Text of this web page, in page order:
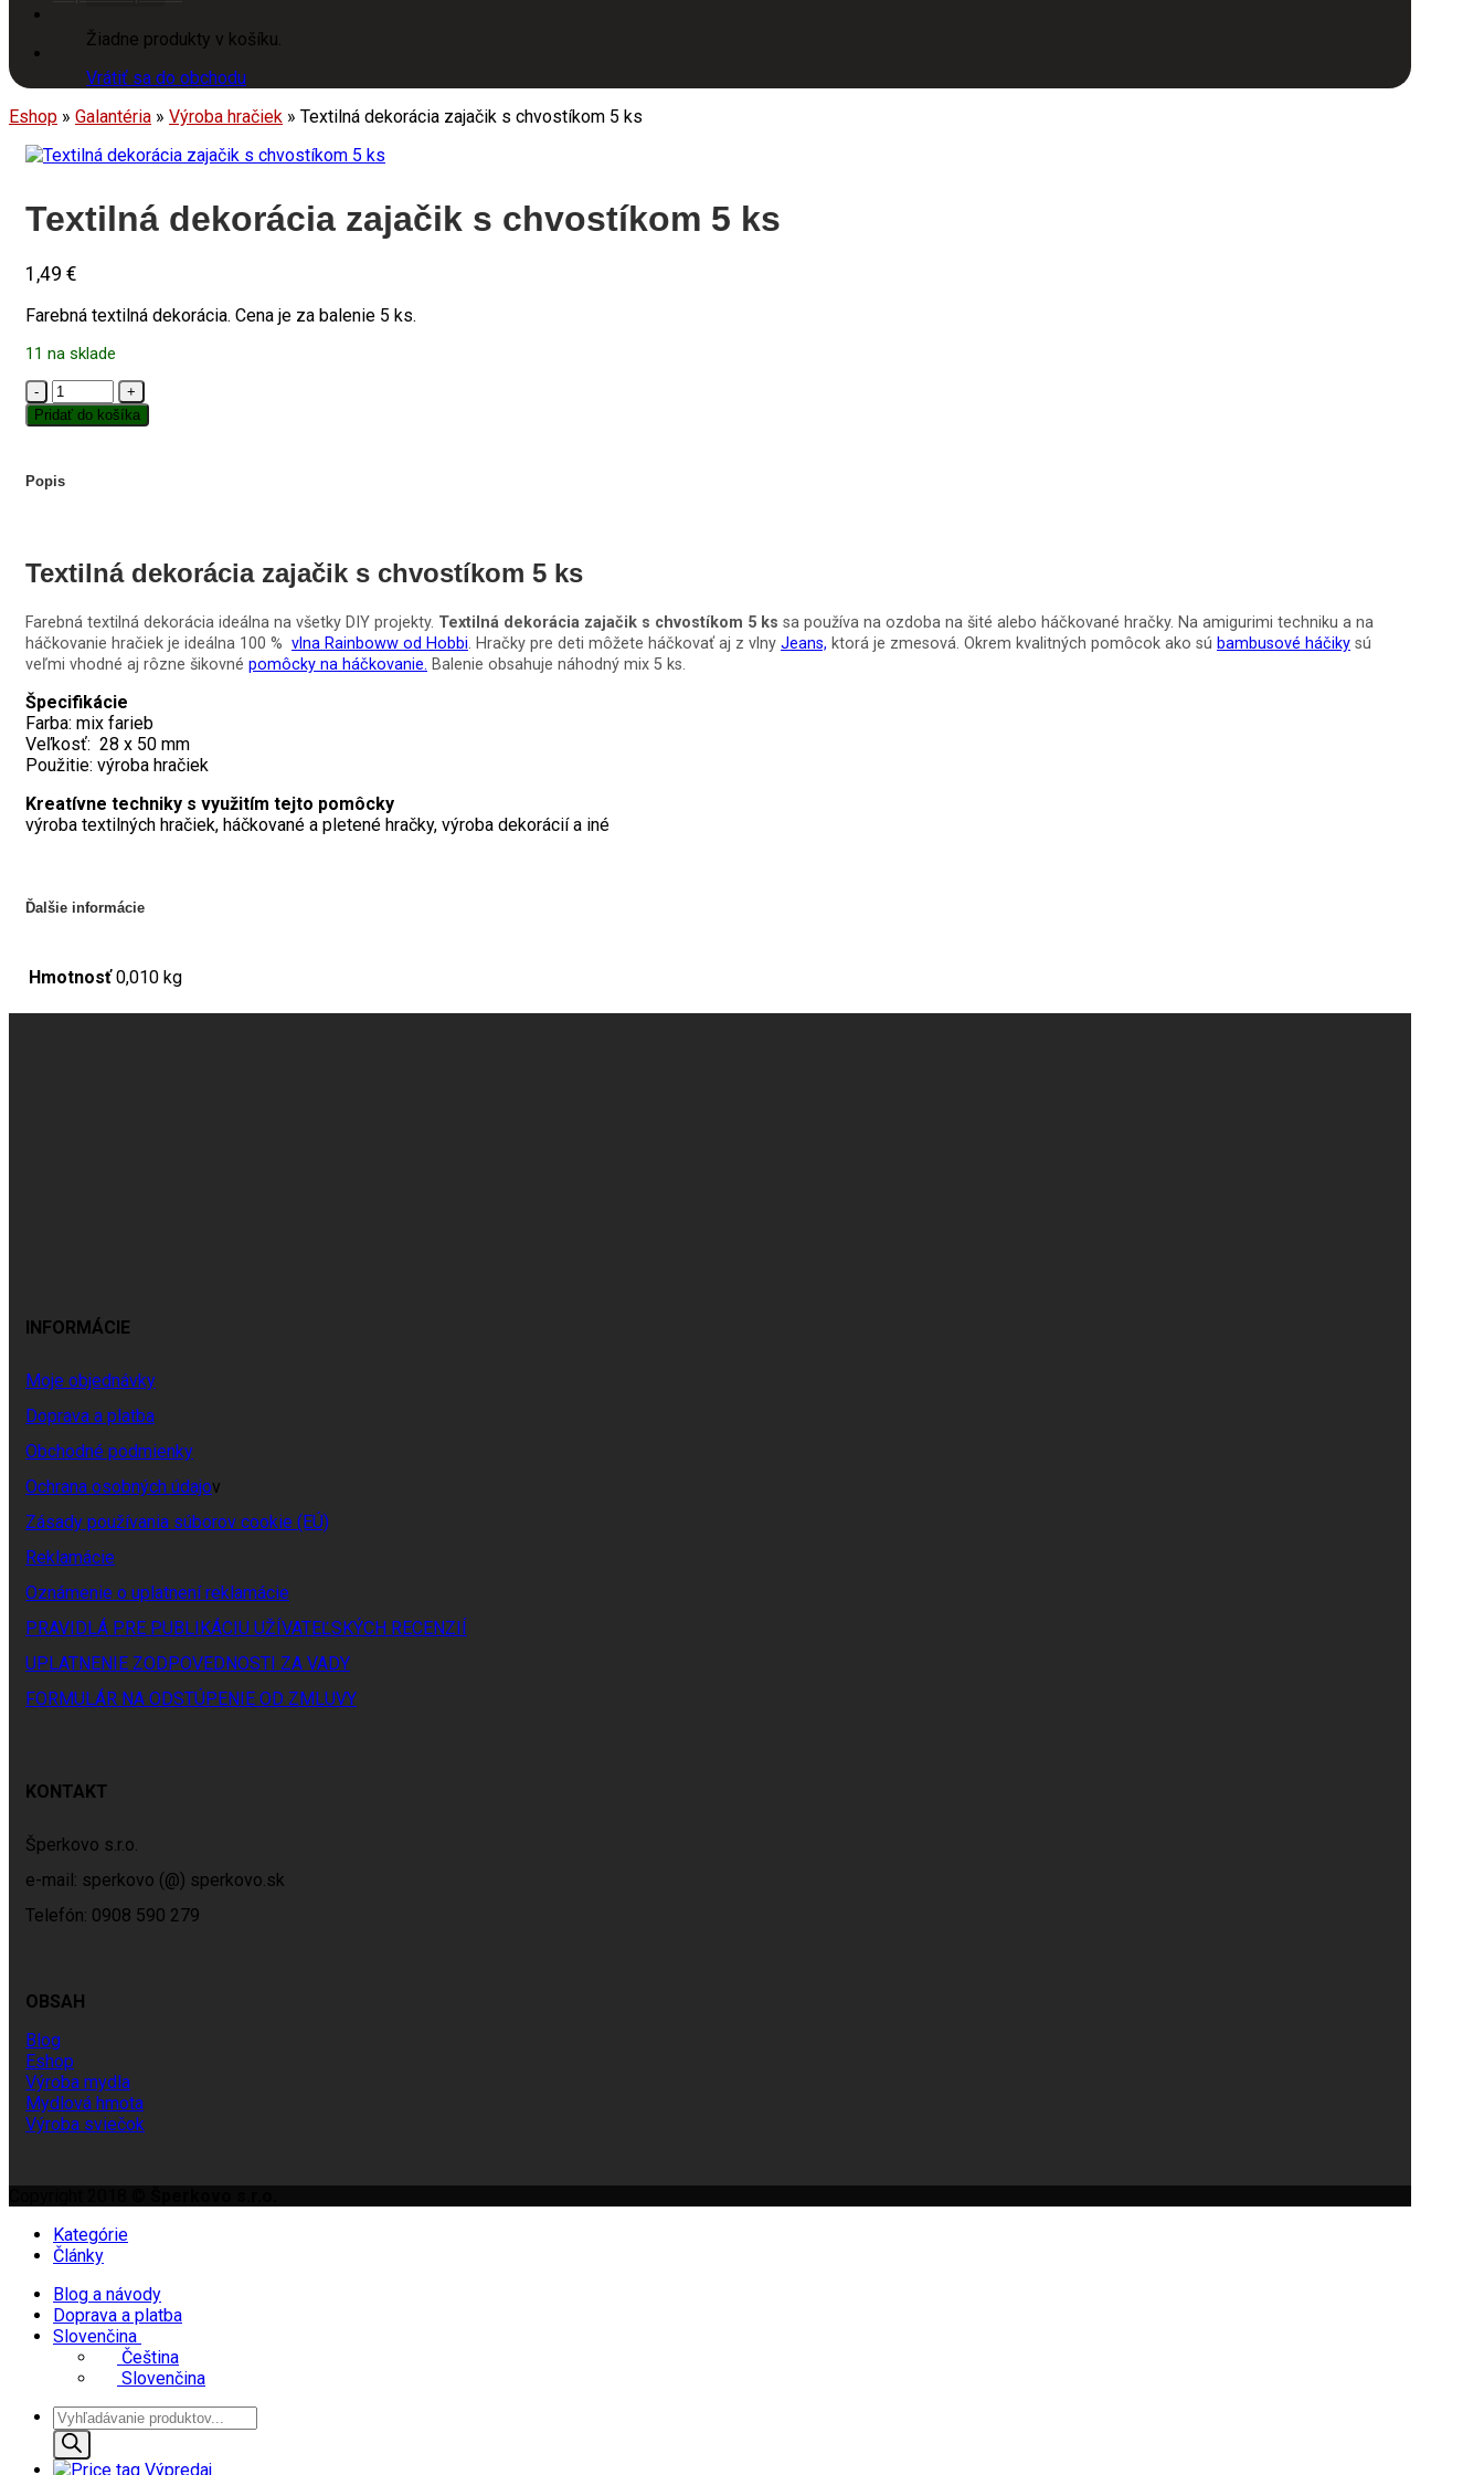
Žiadne produkty v košíku.
Vrátiť sa do obchodu
Eshop » Galantéria » Výroba hračiek » Textilná dekorácia zajačik s chvostíkom 5 ks
Textilná dekorácia zajačik s chvostíkom 5 ks
1,49 €
Farebná textilná dekorácia. Cena je za balenie 5 ks.
11 na sklade
množstvo
Textilná
dekorácia
s
Pridať do košíka
Popis
Textilná dekorácia zajačik s chvostíkom 5 ks
Farebná textilná dekorácia ideálna na všetky DIY projekty. Textilná dekorácia zajačik s chvostíkom 5 ks sa používa na ozdoba na šité alebo háčkované hračky. Na amigurimi techniku a na
háčkovanie hračiek je ideálna 100 % vlna Rainboww od Hobbi. Hračky pre deti môžete háčkovať aj z vlny Jeans, ktorá je zmesová. Okrem kvalitných pomôcok ako sú bambusové háčiky sú
veľmi vhodné aj rôzne šikovné pomôcky na háčkovanie. Balenie obsahuje náhodný mix 5 ks.
Špecifikácie
Farba: mix farieb
Veľkosť: 28 x 50 mm
Použitie: výroba hračiek
Kreatívne techniky s využitím tejto pomôcky
výroba textilných hračiek, háčkované a pletené hračky, výroba dekorácií a iné
Ďalšie informácie
Hmotnosť 0,010 kg
INFORMÁCIE
Moje objednávky
Doprava a platba
Obchodné podmienky
Ochrana osobných údajov
Zásady používania súborov cookie (EÚ)
Reklamácie
Oznámenie o uplatnení reklamácie
PRAVIDLÁ PRE PUBLIKÁCIU UŽÍVATEĽSKÝCH RECENZIÍ
UPLATNENIE ZODPOVEDNOSTI ZA VADY
FORMULÁR NA ODSTÚPENIE OD ZMLUVY
KONTAKT
Šperkovo s.r.o.
e-mail: sperkovo (@) sperkovo.sk
Telefón: 0908 590 279
OBSAH
Blog
Eshop
Výroba mydla
Mydlová hmota
Výroba sviečok
Kategórie
Články
Blog a návody
Doprava a platba
Slovenčina
Čeština
Slovenčina
Products
search
Výpredaj